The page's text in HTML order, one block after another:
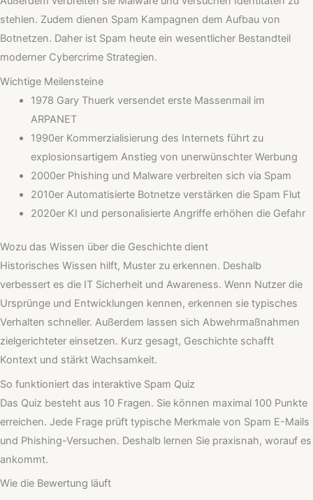
stehlen. Zudem dienen Spam Kampagnen dem Aufbau von
Botnetzen. Daher ist Spam heute ein wesentlicher Bestandteil
moderner Cybercrime Strategien.
Wichtige Meilensteine
1978 Gary Thuerk versendet erste Massenmail im
ARPANET
1990er Kommerzialisierung des Internets führt zu
explosionsartigem Anstieg von unerwünschter Werbung
2000er Phishing und Malware verbreiten sich via Spam
2010er Automatisierte Botnetze verstärken die Spam Flut
2020er KI und personalisierte Angriffe erhöhen die Gefahr
Wozu das Wissen über die Geschichte dient
Historisches Wissen hilft, Muster zu erkennen. Deshalb
verbessert es die IT Sicherheit und Awareness. Wenn Nutzer die
Ursprünge und Entwicklungen kennen, erkennen sie typisches
Verhalten schneller. Außerdem lassen sich Abwehrmaßnahmen
zielgerichteter einsetzen. Kurz gesagt, Geschichte schafft
Kontext und stärkt Wachsamkeit.
So funktioniert das interaktive Spam Quiz
Das Quiz besteht aus 10 Fragen. Sie können maximal 100 Punkte
erreichen. Jede Frage prüft typische Merkmale von Spam E-Mails
und Phishing-Versuchen. Deshalb lernen Sie praxisnah, worauf es
ankommt.
Wie die Bewertung läuft